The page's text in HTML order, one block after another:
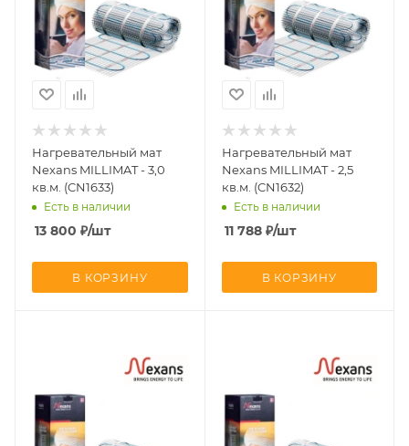
Нагревательный мат
Nexans MILLIMAT - 3,0
кв.м. (CN1633)
Есть в наличии
13 800 ₽/шт
В КОРЗИНУ
Нагревательный мат
Nexans MILLIMAT - 2,5
кв.м. (CN1632)
Есть в наличии
11 788₽/шт
В КОРЗИНУ